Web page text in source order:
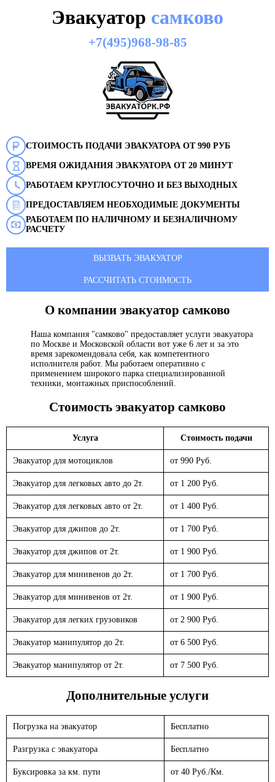
Эвакуатор самково
+7(495)968-98-85
СТОИМОСТЬ ПОДАЧИ ЭВАКУАТОРА ОТ 990 РУБ
ВРЕМЯ ОЖИДАНИЯ ЭВАКУАТОРА ОТ 20 МИНУТ
РАБОТАЕМ КРУГЛОСУТОЧНО И БЕЗ ВЫХОДНЫХ
ПРЕДОСТАВЛЯЕМ НЕОБХОДИМЫЕ ДОКУМЕНТЫ
РАБОТАЕМ ПО НАЛИЧНОМУ И БЕЗНАЛИЧНОМУ
РАСЧЕТУ
ВЫЗВАТЬ ЭВАКУАТОР
РАССЧИТАТЬ СТОИМОСТЬ
О компании эвакуатор самково
Наша компания "самково" предоставляет услуги эвакуатора
по Москве и Московской области вот уже 6 лет и за это
время зарекомендовала себя, как компетентного
исполнителя работ. Мы работаем оперативно с
применением широкого парка специализированной
техники, монтажных приспособлений.
Стоимость эвакуатор самково
Услуга Стоимость подачи
Эвакуатор для мотоциклов от 990 Руб.
Эвакуатор для легковых авто до 2т. от 1 200 Руб.
Эвакуатор для легковых авто от 2т. от 1 400 Руб.
Эвакуатор для джипов до 2т. от 1 700 Руб.
Эвакуатор для джипов от 2т. от 1 900 Руб.
Эвакуатор для минивенов до 2т. от 1 700 Руб.
Эвакуатор для минивенов от 2т. от 1 900 Руб.
Эвакуатор для легких грузовиков от 2 900 Руб.
Эвакуатор манипулятор до 2т. от 6 500 Руб.
Эвакуатор манипулятор от 2т. от 7 500 Руб.
Дополнительные услуги
Погрузка на эвакуатор Бесплатно
Разгрузка с эвакуатора Бесплатно
Буксировка за км. пути от 40 Руб./Км.